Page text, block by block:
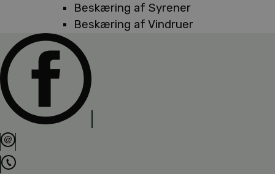
Beskæring af Syrener
Beskæring af Vindruer